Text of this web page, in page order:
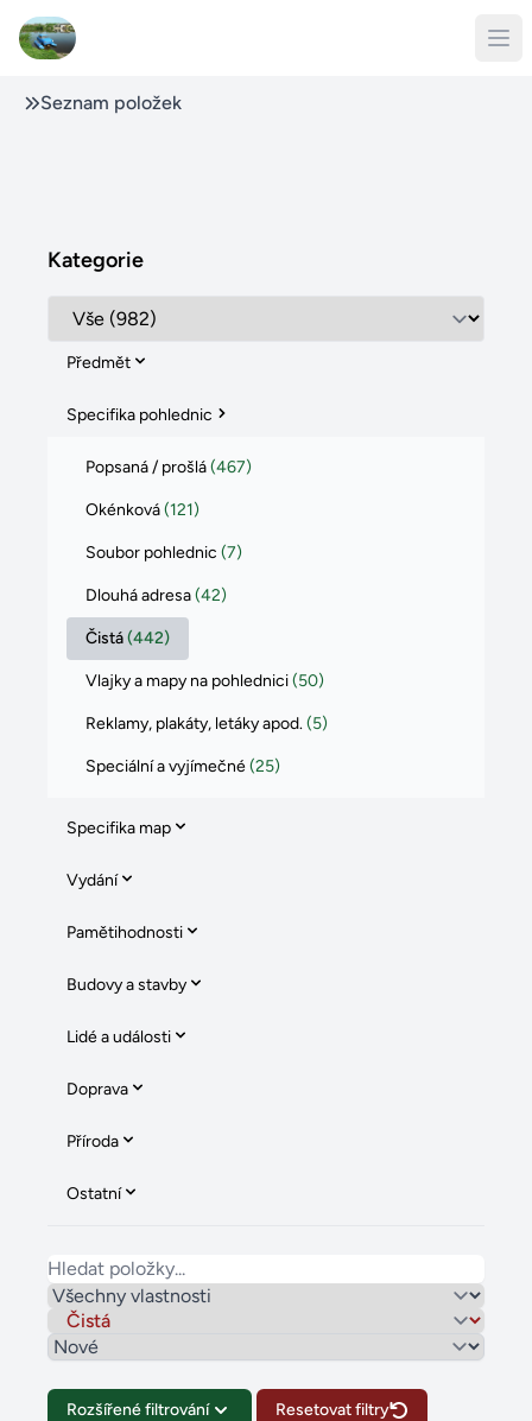
Seznam položek
Kategorie
Předmět
Specifika pohlednic
Popsaná / prošlá(467)
Okénková(121)
Soubor pohlednic (7)
Dlouhá adresa(42)
Čistá(442)
Vlajky a mapy na pohlednici(50)
Reklamy, plakáty, letáky apod.(5)
Speciální a vyjímečné(25)
Specifika map
Vydání
Pamětihodnosti
Budovy a stavby
Lidé a události
Doprava
Příroda
Ostatní
Rozšířené filtrování Resetovat filtry